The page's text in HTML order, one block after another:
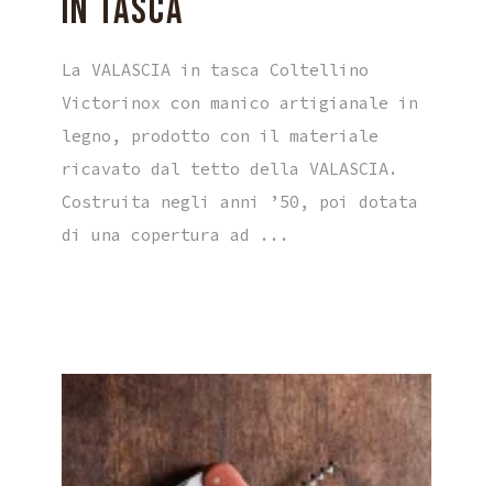
IN TASCA
La VALASCIA in tasca Coltellino
Victorinox con manico artigianale in
legno, prodotto con il materiale
ricavato dal tetto della VALASCIA.
Costruita negli anni ’50, poi dotata
di una copertura ad ...